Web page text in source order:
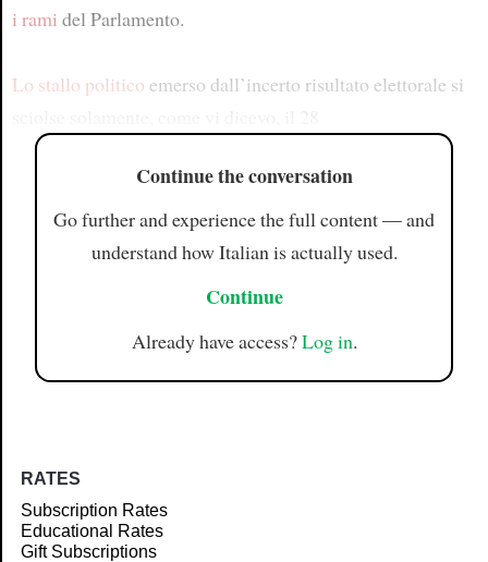
i rami del Parlamento.
Lo stallo politico emerso dall’incerto risultato elettorale si
Continue the conversation
Go further and experience the full content — and
understand how Italian is actually used.
Continue
Already have access?Log in.
RATES
Subscription Rates
Educational Rates
Gift Subscriptions